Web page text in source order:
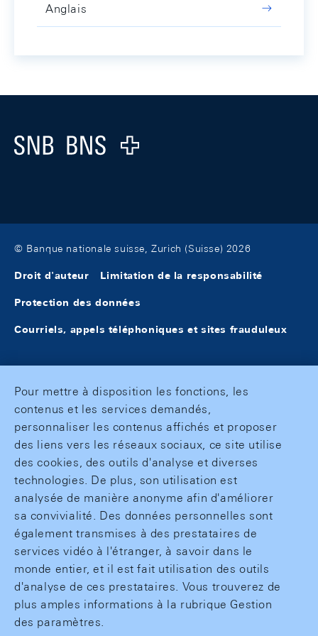
Anglais
Logo
© Banque nationale suisse, Zurich (Suisse) 2026
Droit d'auteur Limitation de la responsabilité
Protection des données
Courriels, appels téléphoniques et sites frauduleux
Pour mettre à disposition les fonctions, les
contenus et les services demandés,
personnaliser les contenus affichés et proposer
des liens vers les réseaux sociaux, ce site utilise
des cookies, des outils d'analyse et diverses
technologies. De plus, son utilisation est
analysée de manière anonyme afin d'améliorer
sa convivialité. Des données personnelles sont
également transmises à des prestataires de
services vidéo à l'étranger, à savoir dans le
monde entier, et il est fait utilisation des outils
d'analyse de ces prestataires. Vous trouverez de
plus amples informations à la rubrique Gestion
des paramètres.